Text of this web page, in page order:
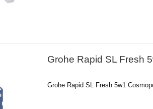
Grohe Rapid SL Fresh
Grohe Rapid SL Fresh 5w1